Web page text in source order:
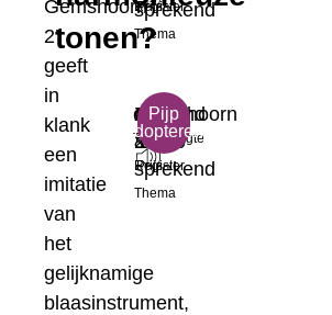
Gemshoorn
2’
geeft
in
klank
een
imitatie
van
het
gelijknamige
blaasinstrument,
tonen?
sprekend
Thema
Register
Prijs
c³
Toonhoogte
Zingend
&
sprekend
Thema
Gemshoorn
2'
Register
Klein
Formaat
€
17.50
Prijs
Pijp
adopteren